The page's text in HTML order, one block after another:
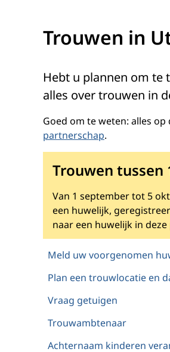
Trouwen in
Hebt u plannen om te
alles over trouwen in
Goed om te weten: alles
partnerschap.
Trouwen
Van 1 september tot 5
een huwelijk,
naar een huwelijk in
Meld uw voorgenomen
Plan een trouwlocatie en
Vraag getuigen
Trouwambtenaar
Achternaam kinderen